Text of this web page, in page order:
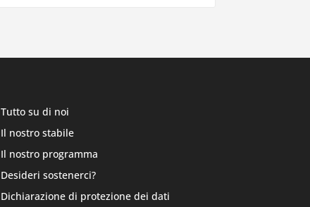
Tutto su di noi
Il nostro stabile
Il nostro programma
Desideri sostenerci?
Dichiarazione di protezione dei dati